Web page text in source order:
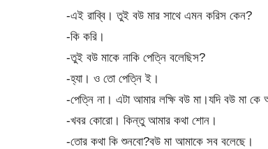
-এই রাব্বি। তুই বউ মার সাথে এমন করিস কেন?
-কি করি।
-তুই বউ মাকে নাকি পেত্নি বলেছিস?
-হ্যা। ও তো পেত্নি ই।
-পেত্নি না। এটা আমার লক্ষি বউ মা।যদি বউ মা
-খবর কোরো। কিন্তু আমার কথা শোন।
-তোর কথা কি শুনবো?বউ মা আমাকে সব বলেছে।